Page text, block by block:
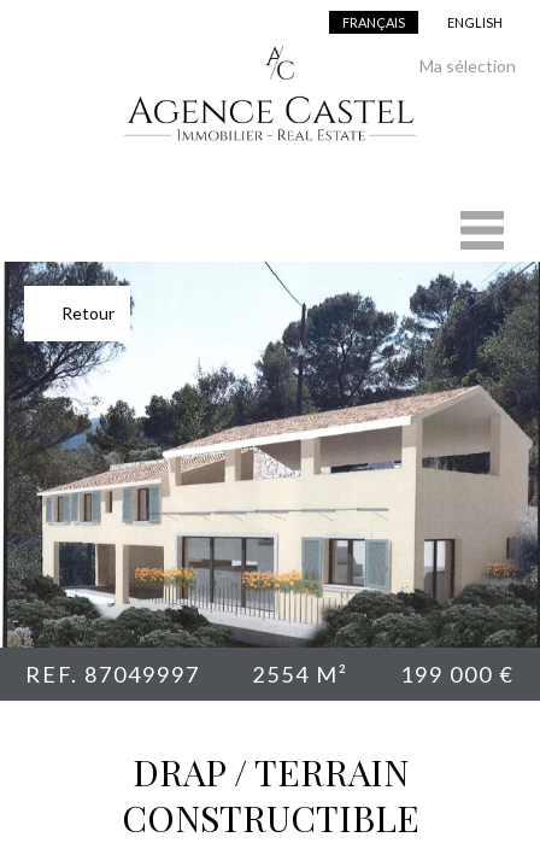
FRANÇAIS ENGLISH
Ma sélection
Retour
Ajouter à la sélection
REF. 87049997 2554 M² 199 000 €
DRAP / TERRAIN
CONSTRUCTIBLE